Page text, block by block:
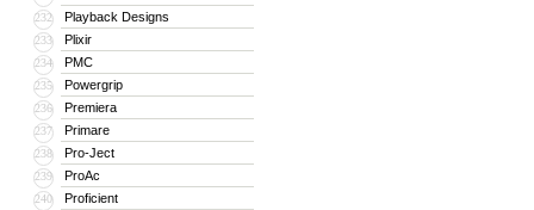
232 Playback Designs
233 Plixir
234 PMC
235 Powergrip
236 Premiera
237 Primare
238 Pro-Ject
239 ProAc
240 Proficient